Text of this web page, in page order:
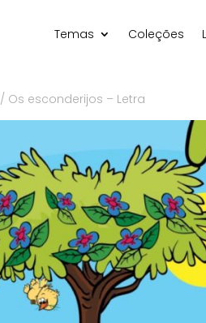
Temas Coleções
/ Os esconderijos – Letra